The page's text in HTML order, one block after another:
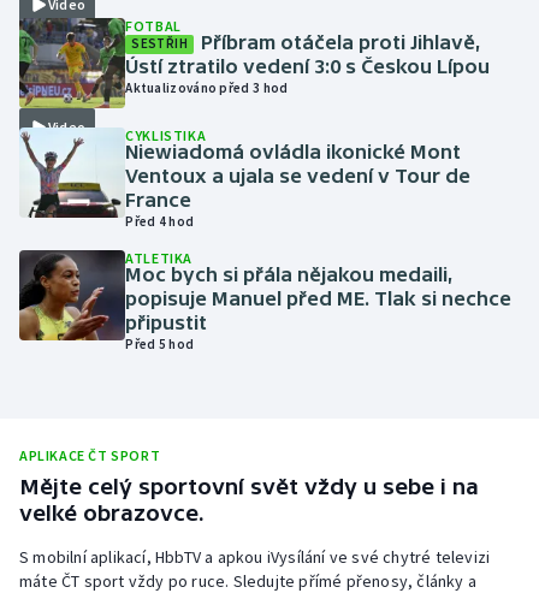
Lyže a snowboard
Moderní pětiboj
Motorsport
Olympijské hry
Parasport
Plavání
Ragby
Rychlobruslení
Rychlostní kanoistika
Video
Video
FOTBAL
SESTŘIH
Příbram otáčela proti Jihlavě,
Ústí ztratilo vedení 3:0 s Českou Lípou
Aktualizováno před 3 hod
CYKLISTIKA
Niewiadomá ovládla ikonické Mont
Ventoux a ujala se vedení v Tour de
France
Před 4 hod
ATLETIKA
Moc bych si přála nějakou medaili,
popisuje Manuel před ME. Tlak si nechce
připustit
Před 5 hod
APLIKACE ČT SPORT
Mějte celý sportovní svět vždy u sebe i na
velké obrazovce.
S mobilní aplikací, HbbTV a apkou iVysílání ve své chytré televizi
máte ČT sport vždy po ruce. Sledujte přímé přenosy, články a